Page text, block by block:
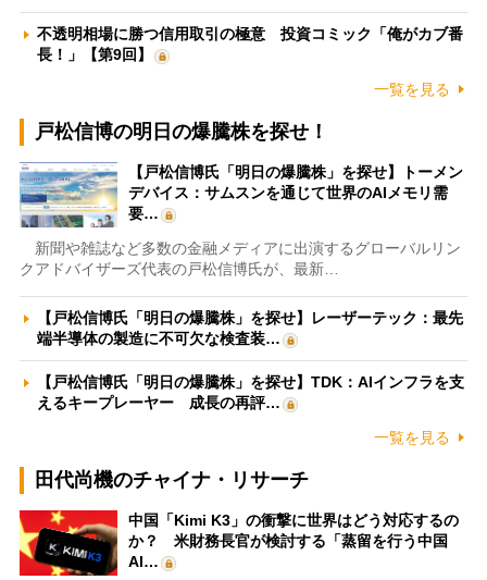
不透明相場に勝つ信用取引の極意 投資コミック「俺がカブ番
長！」【第9回】
一覧を見る
戸松信博の明日の爆騰株を探せ！
【戸松信博氏「明日の爆騰株」を探せ】トーメン
デバイス：サムスンを通じて世界のAIメモリ需
要…
新聞や雑誌など多数の金融メディアに出演するグローバルリン
クアドバイザーズ代表の戸松信博氏が、最新…
【戸松信博氏「明日の爆騰株」を探せ】レーザーテック：最先
端半導体の製造に不可欠な検査装…
【戸松信博氏「明日の爆騰株」を探せ】TDK：AIインフラを支
えるキープレーヤー 成長の再評…
一覧を見る
田代尚機のチャイナ・リサーチ
中国「Kimi K3」の衝撃に世界はどう対応するの
か？ 米財務長官が検討する「蒸留を行う中国
AI…